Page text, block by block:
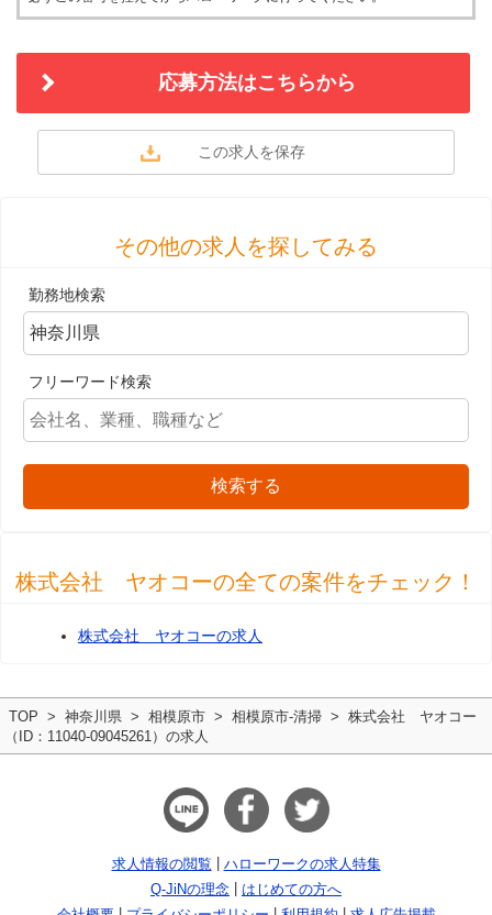
応募方法はこちらから
その他の求人を探してみる
勤務地検索
フリーワード検索
検索する
株式会社 ヤオコーの全ての案件をチェック！
株式会社 ヤオコーの求人
TOP 神奈川県 相模原市 相模原市-清掃
株式会社 ヤオコー
（ID：11040-09045261）の求人
求人情報の閲覧
ハローワークの求人特集
Q-JiNの理念
はじめての方へ